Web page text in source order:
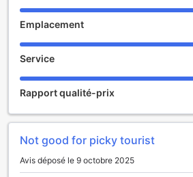
Emplacement
Service
Rapport qualité-prix
Not good for picky tourist
Avis déposé le 9 octobre 2025